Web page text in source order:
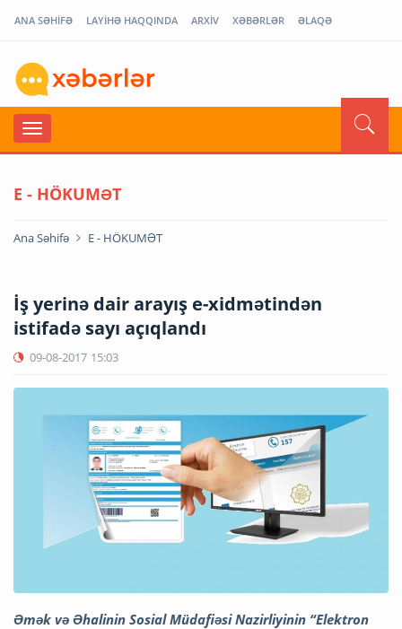
ANA SƏHİFƏ LAYİHƏ HAQQINDA ARXİV XƏBƏRLƏR ƏLAQƏ
E - HÖKUMƏT
Ana Səhifə E - HÖKUMƏT
İş yerinə dair arayış e-xidmətindən
istifadə sayı açıqlandı
09-08-2017 15:03
Əmək və Əhalinin Sosial Müdafiəsi Nazirliyinin “Elektron